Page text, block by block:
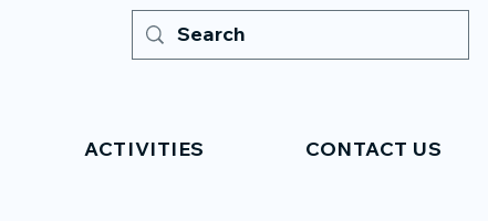
ACTIVITIES CONTACT US